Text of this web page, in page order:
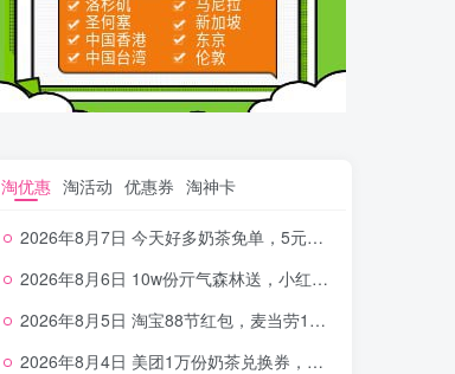
淘优惠 淘活动 优惠券 淘神卡
2026年8月7日 今天好多奶茶免单，5元农行省钱卡，京东抢0.01沪上，邮储5.88元等
2026年8月6日 10w份亓气森林送，小红书12元无门槛，中行电费30-10，0元柠檬水+0撸汉堡等
2026年8月5日 淘宝88节红包，麦当劳150万份柠檬水，三万份瑞幸免单，霸王9万份0.01券等
2026年8月4日 美团1万份奶茶兑换券，农行5E卡，中行支付超给利，美团领18个冰激凌，小米每天领2-6元等等